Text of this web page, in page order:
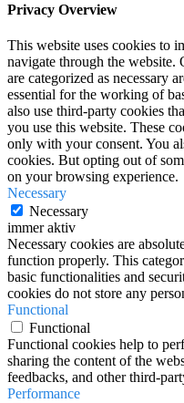
Privacy Overview
This website uses cookies to
navigate through the website.
are categorized as necessary
essential for the working of
also use third-party cookies
you use this website. These
only with your consent. You
cookies. But opting out of
on your browsing experience.
Necessary
Necessary
immer aktiv
Necessary cookies are
function properly. This
basic functionalities and
cookies do not store any
Functional
Functional
Functional cookies help to
sharing the content of the
feedbacks, and other third-
Performance